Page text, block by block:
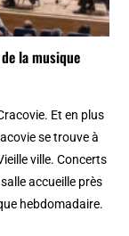
la musique
Et en plus
se trouve à
ville. Concerts
accueille près
hebdomadaire.